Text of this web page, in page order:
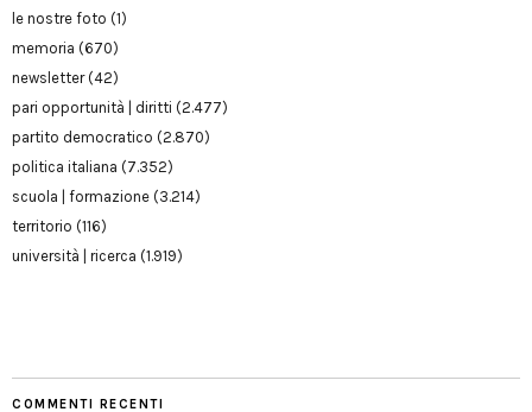
le nostre foto (1)
memoria (670)
newsletter(42)
pari opportunità | diritti (2.477)
partito democratico (2.870)
politica italiana (7.352)
scuola | formazione (3.214)
territorio (116)
università | ricerca (1.919)
COMMENTI RECENTI